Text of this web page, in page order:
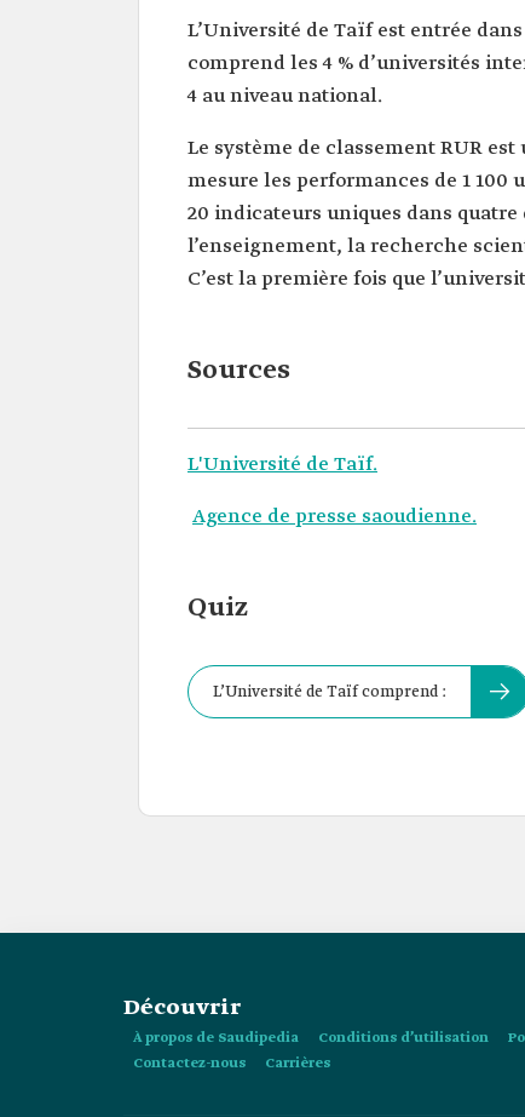
L’Université de Taïf est entrée
comprend les 4 % d’universités
4 au niveau national.
Le système de classement RUR
mesure les performances de 1 100
20 indicateurs uniques dans
l’enseignement, la recherche
C’est la première fois que
Sources
L'Université de Taïf.
Agence de presse saoudienne.
Quiz
L’Université de Taïf comprend :
Découvrir
À propos de Saudipedia Conditions d’utilisation
Contactez-nous
Carrières